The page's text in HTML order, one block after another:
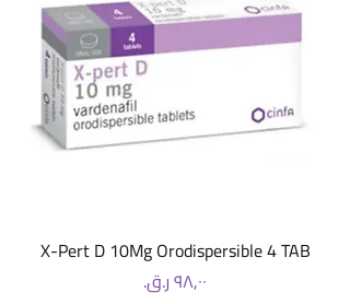
X-Pert D 10Mg Orodispersible 4 TAB
السعر